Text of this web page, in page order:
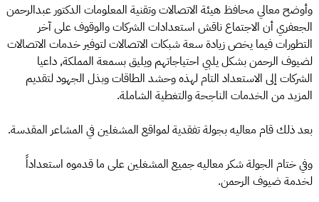
وأوضح معالي محافظ هيئة الاتصالات وتقنية المعلومات الدكتور عبدالرحمن
الجعفري أن الاجتماع ناقش استعدادات الشركات والوقوف على آخر
التطورات فيما يخص زيادة سعة شبكات الاتصالات لتوفير خدمات الاتصالات
لضيوف الرحمن بشكل يلبي احتياجاتهم ويليق بسمعة المملكة, داعيا
الشركات إلى الاستعداد التام لهذه وحشد الطاقات وبذل الجهود لتقديم
المزيد من الخدمات الناجحة والتغطية الشاملة.
بعد ذلك قام معاليه بجولة تفقدية لمواقع المشغلين في المشاعر المقدسة.
وفي ختام الجولة شكر معاليه جميع المشغلين على ما قدموه استعداداً
لخدمة ضيوف الرحمن.